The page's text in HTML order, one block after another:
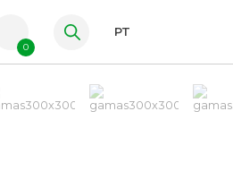
ES
0
PT